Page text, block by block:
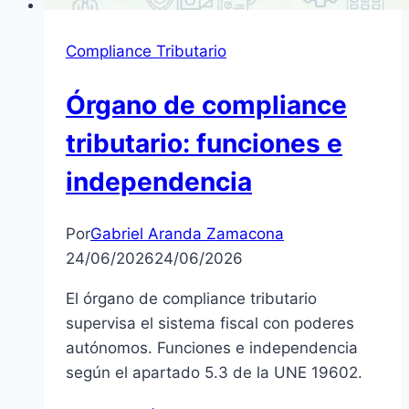
Compliance Tributario
Órgano de compliance
tributario: funciones e
independencia
PorGabriel Aranda Zamacona
24/06/202624/06/2026
El órgano de compliance tributario
supervisa el sistema fiscal con poderes
autónomos. Funciones e independencia
según el apartado 5.3 de la UNE 19602.